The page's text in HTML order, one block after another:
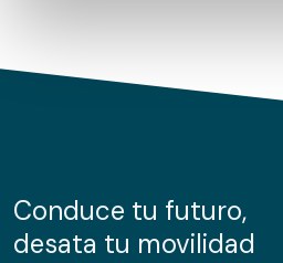
de cookies.
información sobre el uso que
nuestros partners de redes
Conduce tu futuro,
desata tu movilidad